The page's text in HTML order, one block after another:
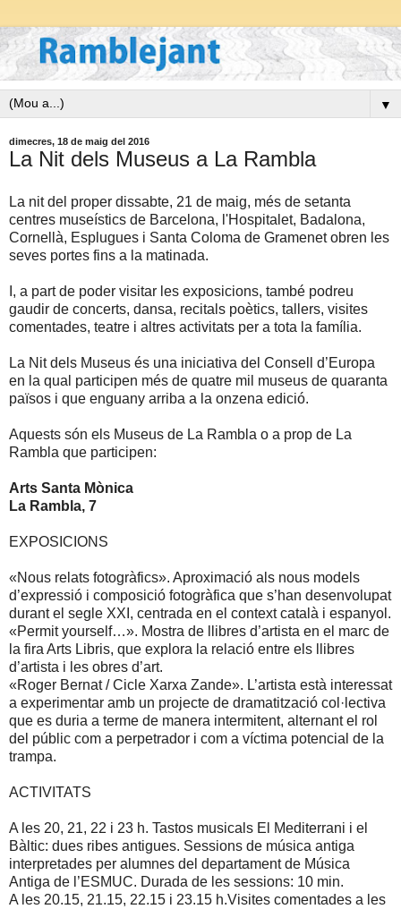
▼
dimecres, 18 de maig del 2016
La Nit dels Museus a La Rambla
La nit del proper dissabte, 21 de maig, més de setanta
centres museístics de Barcelona, l'Hospitalet, Badalona,
Cornellà, Esplugues i Santa Coloma de Gramenet obren les
seves portes fins a la matinada.
I, a part de poder visitar les exposicions, també podreu
gaudir de concerts, dansa, recitals poètics, tallers, visites
comentades, teatre i altres activitats per a tota la família.
La Nit dels Museus és una iniciativa del Consell d’Europa
en la qual participen més de quatre mil museus de quaranta
països i que enguany arriba a la onzena edició.
Aquests són els Museus de La Rambla o a prop de La
Rambla que participen:
Arts Santa Mònica
La Rambla, 7
EXPOSICIONS
«Nous relats fotogràfics». Aproximació als nous models
d’expressió i composició fotogràfica que s’han desenvolupat
durant el segle XXI, centrada en el context català i espanyol.
«Permit yourself…». Mostra de llibres d’artista en el marc de
la fira Arts Libris, que explora la relació entre els llibres
d’artista i les obres d’art.
«Roger Bernat / Cicle Xarxa Zande». L’artista està interessat
a experimentar amb un projecte de dramatització col·lectiva
que es duria a terme de manera intermitent, alternant el rol
del públic com a perpetrador i com a víctima potencial de la
trampa.
ACTIVITATS
A les 20, 21, 22 i 23 h. Tastos musicals El Mediterrani i el
Bàltic: dues ribes antigues. Sessions de música antiga
interpretades per alumnes del departament de Música
Antiga de l’ESMUC. Durada de les sessions: 10 min.
A les 20.15, 21.15, 22.15 i 23.15 h.Visites comentades a les